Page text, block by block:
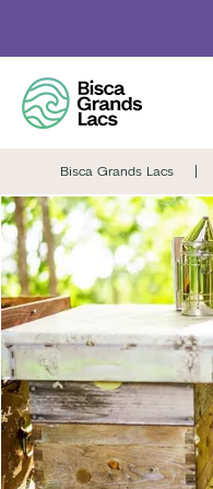
contenu
principal
Bisca Grands Lacs